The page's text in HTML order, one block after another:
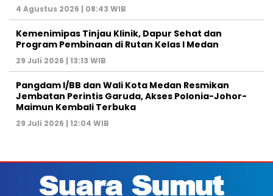
4 Agustus 2026 | 08:43 WIB
Kemenimipas Tinjau Klinik, Dapur Sehat dan
Program Pembinaan di Rutan Kelas I Medan
29 Juli 2026 | 13:13 WIB
Pangdam I/BB dan Wali Kota Medan Resmikan
Jembatan Perintis Garuda, Akses Polonia-Johor-
Maimun Kembali Terbuka
29 Juli 2026 | 12:04 WIB